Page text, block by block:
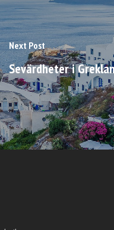
Next Post
Sevärdheter i